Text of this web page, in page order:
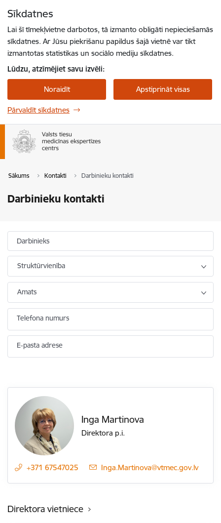
Sīkdatnes
Lai šī tīmekļvietne darbotos, tā izmanto obligāti nepieciešamās
sīkdatnes. Ar Jūsu piekrišanu papildus šajā vietnē var tikt
izmantotas statistikas un sociālo mediju sīkdatnes.
Lūdzu, atzīmējiet savu izvēli:
Noraidīt Apstiprināt visas
Pārvaldīt sīkdatnes
Sākums Kontakti Darbinieku kontakti
Darbinieku kontakti
Darbinieks
Struktūrvienība
Amats
Telefona numurs
E-pasta adrese
Inga Martinova
Direktora p.i.
+371 67547025 E-pasts:
Inga.Martinova@vtmec.gov.lv
Direktora vietniece